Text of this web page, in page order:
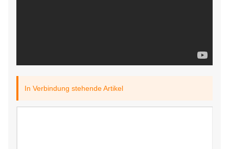
In Verbindung stehende Artikel